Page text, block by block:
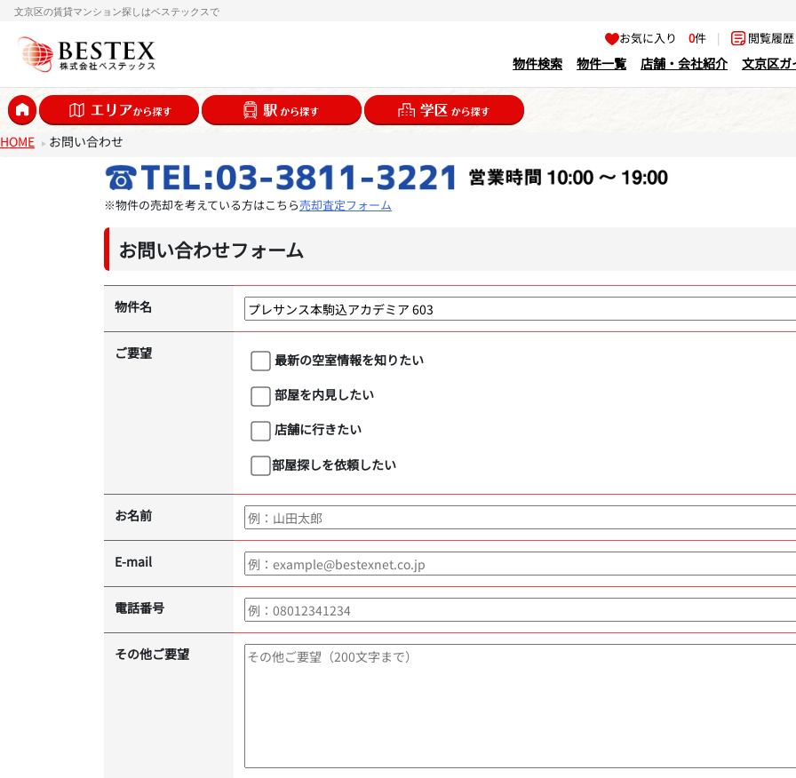
文京区の賃貸マンション探しはベステックスで
お気に入り0件 | 閲覧履
物件検索 物件一覧 店舗・会社紹介 文京区ガ
HOME お問い合わせ
※物件の売却を考えている方はこちら売却査定フォーム
お問い合わせフォーム
物件名
ご要望
最新の空室情報を知りたい
部屋を内見したい
店舗に行きたい
部屋探しを依頼したい
お名前
E-mail
電話番号
その他ご要望